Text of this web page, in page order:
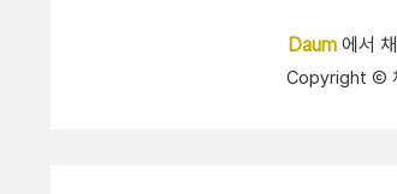
Daum 에서
Copyright Ⓒ